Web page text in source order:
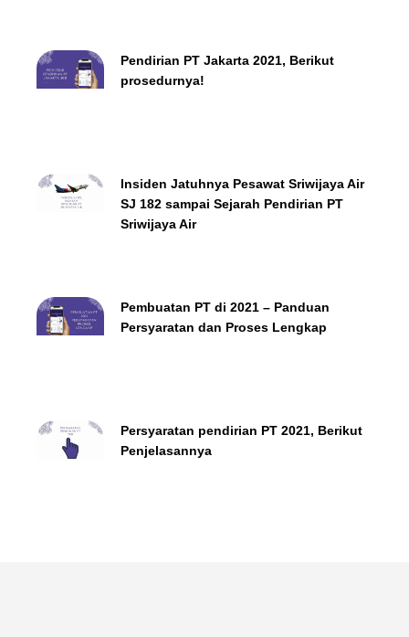
Pendirian PT Jakarta 2021, Berikut
prosedurnya!
Insiden Jatuhnya Pesawat Sriwijaya Air
SJ 182 sampai Sejarah Pendirian PT
Sriwijaya Air
Pembuatan PT di 2021 – Panduan
Persyaratan dan Proses Lengkap
Persyaratan pendirian PT 2021, Berikut
Penjelasannya